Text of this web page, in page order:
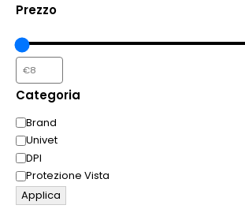
Prezzo
Categoria
Categoria
Brand
Univet
DPI
Protezione Vista
Applica